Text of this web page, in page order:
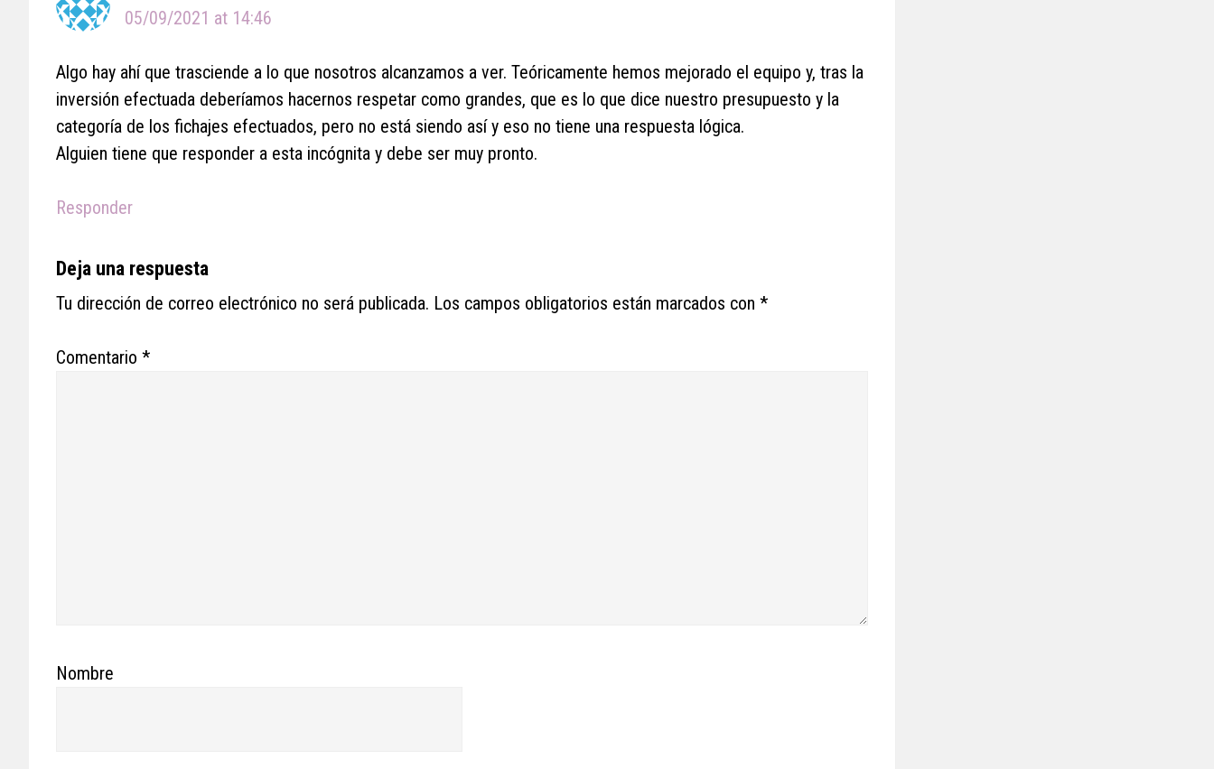
05/09/2021 at 14:46
Algo hay ahí que trasciende a lo que nosotros alcanzamos a ver. Teóricamente hemos mejorado el equipo y, tras la
inversión efectuada deberíamos hacernos respetar como grandes, que es lo que dice nuestro presupuesto y la
categoría de los fichajes efectuados, pero no está siendo así y eso no tiene una respuesta lógica.
Alguien tiene que responder a esta incógnita y debe ser muy pronto.
Responder
Deja una respuesta
Tu dirección de correo electrónico no será publicada. Los campos obligatorios están marcados con *
Comentario *
Nombre